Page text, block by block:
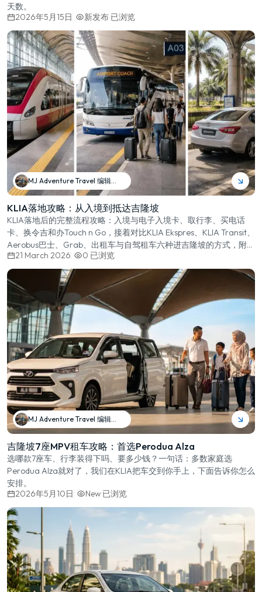
天数。
2026年5月15日
新发布 已浏览
MJ Adventure Travel 编辑团队
KLIA落地攻略：从入境到抵达吉隆坡
KLIA落地后的完整流程攻略：入境与电子入境卡、取行李、买电话
卡、换令吉和办Touch n Go，接着对比KLIA Ekspres、KLIA Transit、
Aerobus巴士、Grab、出租车与自驾租车六种进吉隆坡的方式，附价
格与用时。
21 March 2026 0 已浏览
MJ Adventure Travel 编辑团队
吉隆坡7座MPV租车攻略：首选Perodua Alza
选哪款7座车、行李装得下吗、要多少钱？一句话：多数家庭选
Perodua Alza就对了，我们在KLIA把车交到你手上，下面告诉你怎么
安排。
2026年5月10日
New 已浏览